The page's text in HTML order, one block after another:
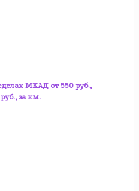
МКАД от 550 руб.,
за км.